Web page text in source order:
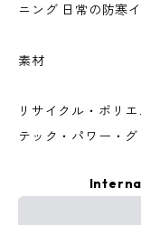
ニング 日常の防寒
素材
リサイクル・ポリ
テック・パワー・グ